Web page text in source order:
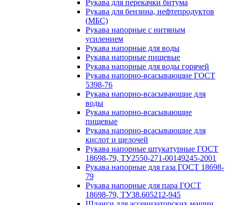
Рукава для перекачки битума
Рукава для бензина, нефтепродуктов
(МБС)
Рукава напорные с нитяным
усилением
Рукава напорные для воды
Рукава напорные пищевые
Рукава напорные для воды горячей
Рукава напорно-всасывающие ГОСТ
5398-76
Рукава напорно-всасывающие для
воды
Рукава напорно-всасывающие
пищевые
Рукава напорно-всасывающие для
кислот и щелочей
Рукава напорные штукатурные ГОСТ
18698-79, ТУ2550-271-00149245-2001
Рукава напорные для газа ГОСТ 18698-
79
Рукава напорные для пара ГОСТ
18698-79, ТУ38.605212-945